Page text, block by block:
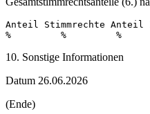
Anteil Stimmrechte Anteil
10. Sonstige Informationen
Datum 26.06.2026
(Ende)